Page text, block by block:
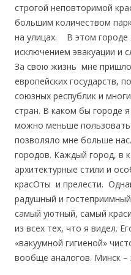
строгой неповторимой
большим количеством
на улицах. В этом городе
исключением эвакуации и
За свою жизнь мне
европейских государств,
союзных республик и
стран. В каком бы городе
можно меньше
позволяло мне больше
городов. Каждый город, в
архитектурные стили и
красОты и прелести.
радушный и
самый уютный, самый
из всех тех, что я видел.
«вакуумной гигиеной»
вообще аналогов. Минск –